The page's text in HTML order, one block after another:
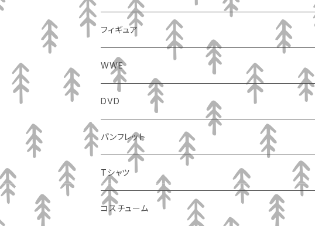
フィギュア
WWE
DVD
パンフレット
Tシャツ
コスチューム